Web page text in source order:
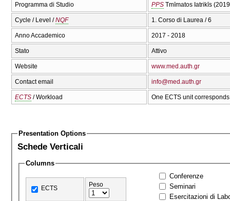
Programma di Studio PPS Tmīmatos Iatrikīs
Cycle / Level /NQF 1. Corso di Laurea / 6
Anno Accademico 2017 - 2018
Stato Attivo
Website www.med.auth.gr
Contact email info@med.auth.gr
ECTS / Workload One ECTS unit
Presentation Options
Schede Verticali
Columns
ECTS Peso
Conferenze
Seminari
Esercitazioni di